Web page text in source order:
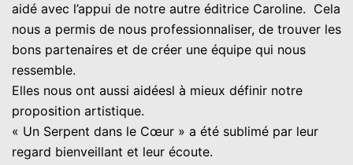
aidé avec l’appui de notre autre éditrice Caroline. Cela
nous a permis de nous professionnaliser, de trouver les
bons partenaires et de créer une équipe qui nous
ressemble.
Elles nous ont aussi aidéesl à mieux définir notre
proposition artistique.
« Un Serpent dans le Cœur » a été sublimé par leur
regard bienveillant et leur écoute.